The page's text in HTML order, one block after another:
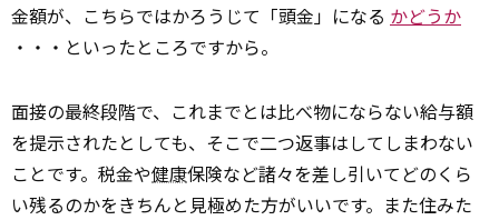
金額が、こちらではかろうじて「頭金」になる かどうか
・・・といったところですから。
面接の最終段階で、これまでとは比べ物にならない給与額
を提示されたとしても、そこで二つ返事はしてしまわない
ことです。税金や健康保険など諸々を差し引いてどのくら
い残るのかをきちんと見極めた方がいいです。また住みた